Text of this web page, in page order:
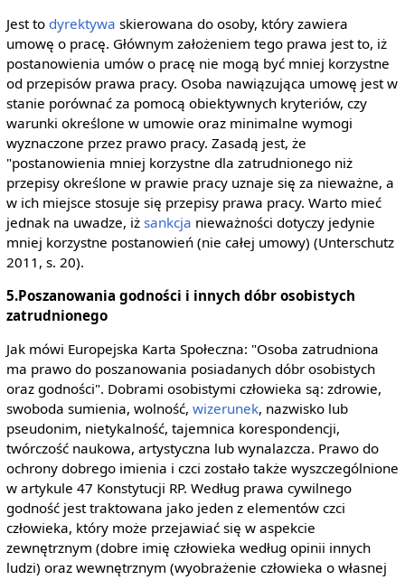
Jest to dyrektywa skierowana do osoby, który zawiera
umowę o pracę. Głównym założeniem tego prawa jest to, iż
postanowienia umów o pracę nie mogą być mniej korzystne
od przepisów prawa pracy. Osoba nawiązująca umowę jest w
stanie porównać za pomocą obiektywnych kryteriów, czy
warunki określone w umowie oraz minimalne wymogi
wyznaczone przez prawo pracy. Zasadą jest, że
"postanowienia mniej korzystne dla zatrudnionego niż
przepisy określone w prawie pracy uznaje się za nieważne, a
w ich miejsce stosuje się przepisy prawa pracy. Warto mieć
jednak na uwadze, iż sankcja nieważności dotyczy jedynie
mniej korzystne postanowień (nie całej umowy) (Unterschutz
2011, s. 20).
5.Poszanowania godności i innych dóbr osobistych
zatrudnionego
Jak mówi Europejska Karta Społeczna: "Osoba zatrudniona
ma prawo do poszanowania posiadanych dóbr osobistych
oraz godności". Dobrami osobistymi człowieka są: zdrowie,
swoboda sumienia, wolność, wizerunek, nazwisko lub
pseudonim, nietykalność, tajemnica korespondencji,
twórczość naukowa, artystyczna lub wynalazcza. Prawo do
ochrony dobrego imienia i czci zostało także wyszczególnione
w artykule 47 Konstytucji RP. Według prawa cywilnego
godność jest traktowana jako jeden z elementów czci
człowieka, który może przejawiać się w aspekcie
zewnętrznym (dobre imię człowieka według opinii innych
ludzi) oraz wewnętrznym (wyobrażenie człowieka o własnej